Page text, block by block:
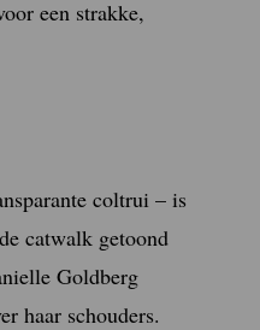
een strakke,
coltrui – is
catwalk getoond
Goldberg
haar schouders.